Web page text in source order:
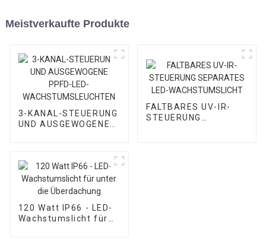
Meistverkaufte Produkte
3-KANAL-STEUERUNG
UND AUSGEWOGENE
FALTBARES UV-IR-
STEUERUNG
120 Watt IP66 - LED-
Wachstumslicht für